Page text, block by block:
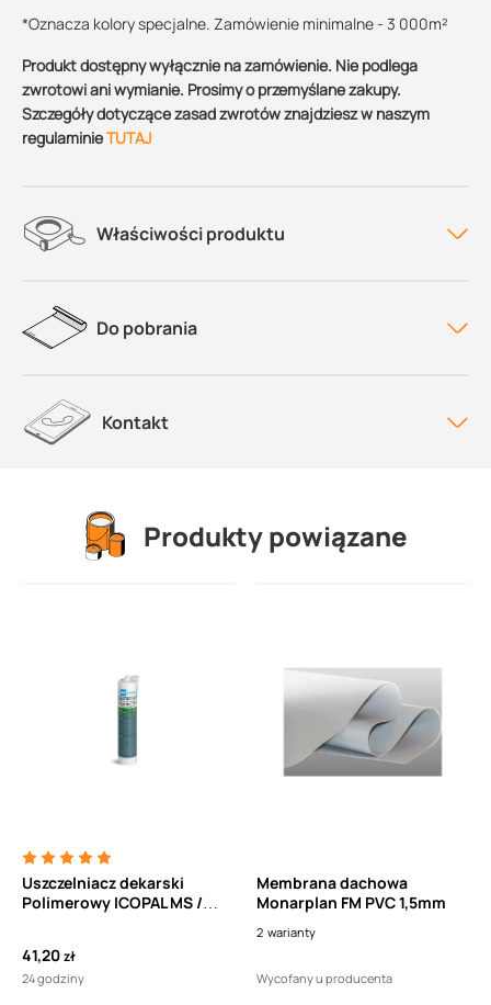
*Oznacza kolory specjalne. Zamówienie minimalne - 3 000m²
Produkt dostępny wyłącznie na zamówienie. Nie podlega
zwrotowi ani wymianie. Prosimy o przemyślane zakupy.
Szczegóły dotyczące zasad zwrotów znajdziesz w naszym
regulaminieTUTAJ
Właściwości produktu
Do pobrania
Kontakt
Produkty powiązane
Uszczelniacz dekarski
Polimerowy ICOPAL MS /
41,20zł
24 godziny
Membrana dachowa
Monarplan FM PVC 1,5mm
2 warianty
Wycofany u producenta